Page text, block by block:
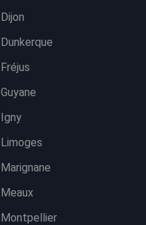
Dijon
Dunkerque
Fréjus
Guyane
Igny
Limoges
Marignane
Meaux
Montpellier